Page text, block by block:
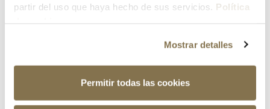
partir del uso que haya hecho de sus servicios. Política
Mostrar detalles
Permitir todas las cookies